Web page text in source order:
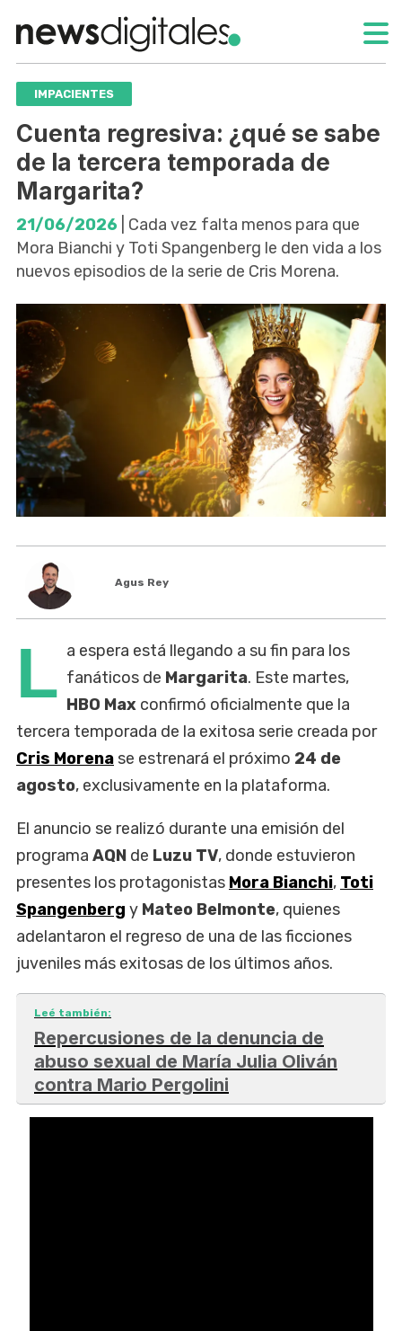
IMPACIENTES
Cuenta regresiva: ¿qué se sabe
de la tercera temporada de
Margarita?
21/06/2026 | Cada vez falta menos para que
Mora Bianchi y Toti Spangenberg le den vida a los
nuevos episodios de la serie de Cris Morena.
Agus Rey
L a espera está llegando a su fin para los
fanáticos de Margarita. Este martes,
HBO Max confirmó oficialmente que la
tercera temporada de la exitosa serie creada por
Cris Morena se estrenará el próximo 24 de
agosto, exclusivamente en la plataforma.
El anuncio se realizó durante una emisión del
programa AQN de Luzu TV, donde estuvieron
presentes los protagonistas Mora Bianchi, Toti
Spangenberg y Mateo Belmonte, quienes
adelantaron el regreso de una de las ficciones
juveniles más exitosas de los últimos años.
Leé también:
Repercusiones de la denuncia de
abuso sexual de María Julia Oliván
contra Mario Pergolini